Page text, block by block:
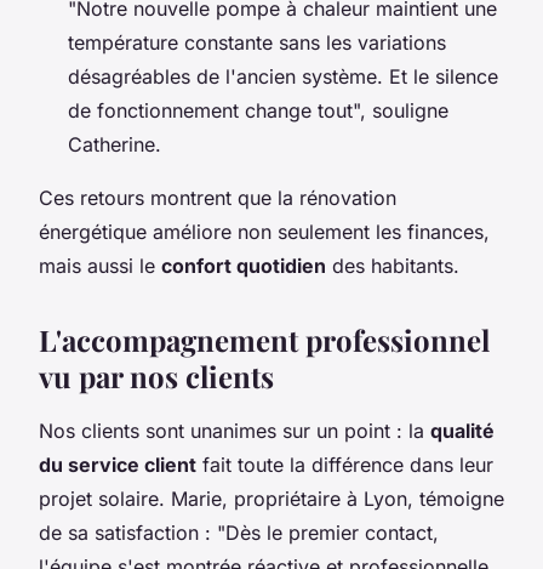
"Notre nouvelle pompe à chaleur maintient une
température constante sans les variations
désagréables de l'ancien système. Et le silence
de fonctionnement change tout", souligne
Catherine.
Ces retours montrent que la rénovation
énergétique améliore non seulement les finances,
mais aussi le confort quotidien des habitants.
L'accompagnement professionnel
vu par nos clients
Nos clients sont unanimes sur un point : la qualité
du service client fait toute la différence dans leur
projet solaire. Marie, propriétaire à Lyon, témoigne
de sa satisfaction : "Dès le premier contact,